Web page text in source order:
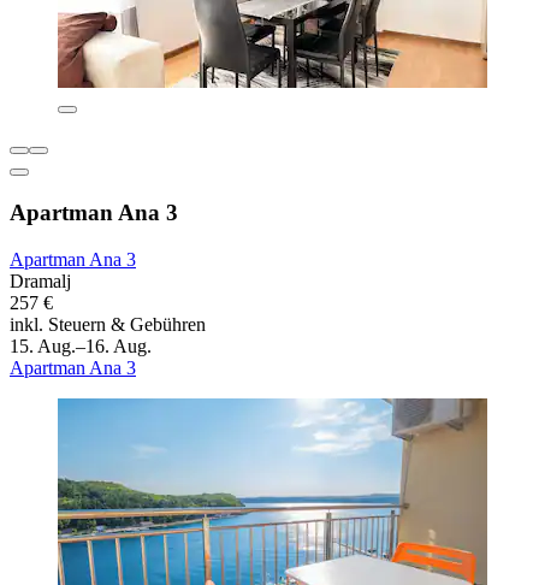
Apartman Ana 3
Apartman Ana 3
Dramalj
257 €
inkl. Steuern & Gebühren
15. Aug.–16. Aug.
Apartman Ana 3